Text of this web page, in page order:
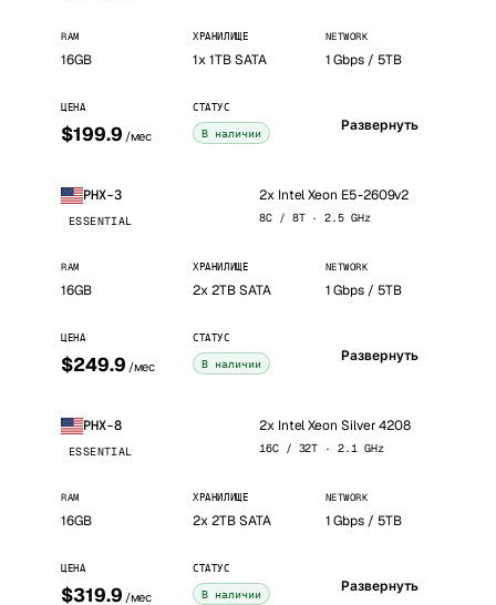
RAM
16GB
ХРАНИЛИЩЕ
1x 1TB SATA
NETWORK
1 Gbps / 5TB
ЦЕНА
$199.9 /мес
СТАТУС
В наличии Развернуть
PHX-3
ESSENTIAL
2x Intel Xeon E5-2609v2
8C / 8T · 2.5 GHz
RAM
16GB
ХРАНИЛИЩЕ
2x 2TB SATA
NETWORK
1 Gbps / 5TB
ЦЕНА
$249.9 /мес
СТАТУС
В наличии Развернуть
PHX-8
ESSENTIAL
2x Intel Xeon Silver 4208
16C / 32T · 2.1 GHz
RAM
16GB
ХРАНИЛИЩЕ
2x 2TB SATA
NETWORK
1 Gbps / 5TB
ЦЕНА
$319.9 /мес
СТАТУС
В наличии Развернуть